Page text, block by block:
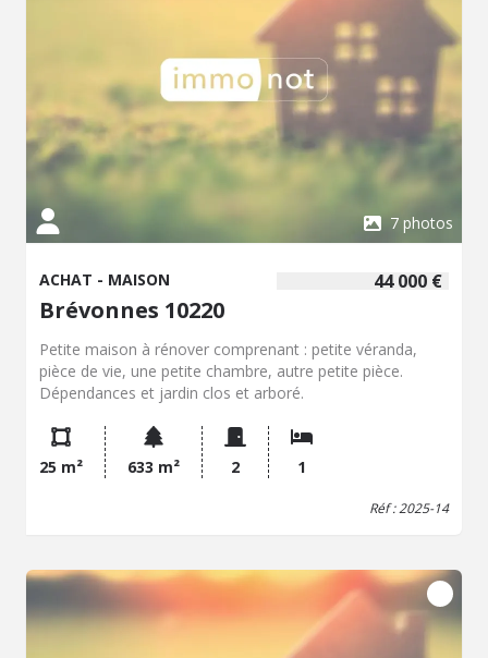
7 photos
44 000 €
ACHAT - MAISON
Brévonnes 10220
Petite maison à rénover comprenant : petite véranda,
pièce de vie, une petite chambre, autre petite pièce.
Dépendances et jardin clos et arboré.
25 m² 633 m² 2 1
Réf : 2025-14